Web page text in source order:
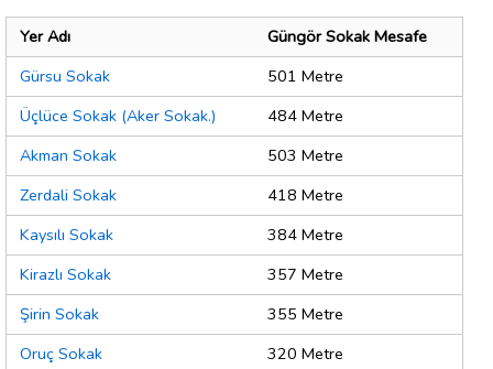
Yer Adı
Güngör Sokak Mesafe
Gürsu Sokak
501 Metre
Üçlüce Sokak (Aker Sokak.)
484 Metre
Akman Sokak
503 Metre
Zerdali Sokak
418 Metre
Kaysılı Sokak
384 Metre
Kirazlı Sokak
357 Metre
Şirin Sokak
355 Metre
Oruç Sokak
320 Metre